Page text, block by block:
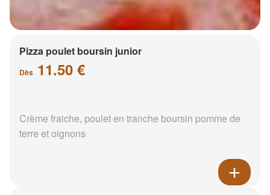
Pizza poulet boursin junior
Dès 11.50 €
Crème fraiche, poulet en tranche boursin pomme de
terre et oignons